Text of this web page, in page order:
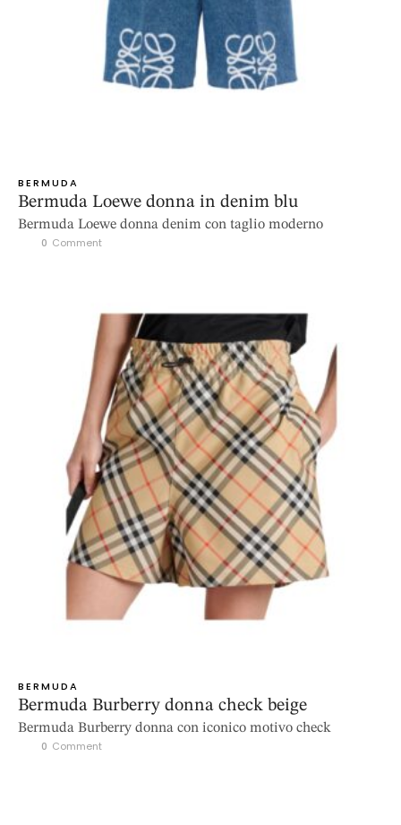
BERMUDA
Bermuda Loewe donna in denim blu
Bermuda Loewe donna denim con taglio moderno
0 Comment
BERMUDA
Bermuda Burberry donna check beige
Bermuda Burberry donna con iconico motivo check
0 Comment